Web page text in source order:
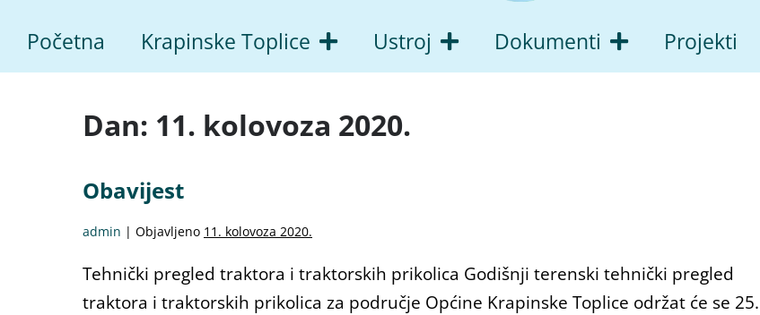
Početna Krapinske Toplice Ustroj Dokumenti Projekti
Dan: 11. kolovoza 2020.
Obavijest
admin | Objavljeno 11. kolovoza 2020.
Tehnički pregled traktora i traktorskih prikolica Godišnji terenski tehnički pregled
traktora i traktorskih prikolica za područje Općine Krapinske Toplice održat će se 25.